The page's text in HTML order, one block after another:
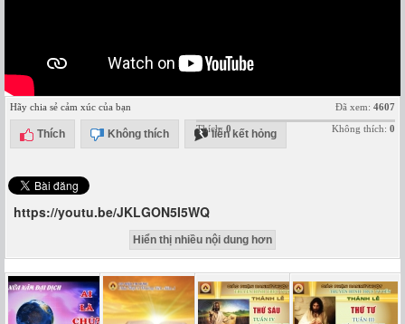
Hãy chia sẻ cảm xúc của bạn
Thích Không thích liên kết hỏng
Đã xem: 4607
Thích: 0 Không thích: 0
https://youtu.be/JKLGON5I5WQ
Hiển thị nhiều nội dung hơn